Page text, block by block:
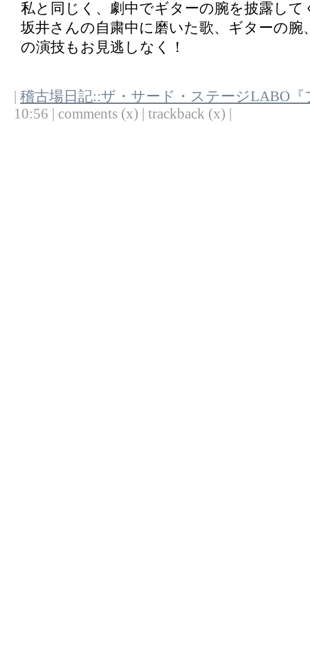
私と同じく、劇中でギターの腕を披露して
坂井さんの自粛中に磨いた歌、ギターの腕
の演技もお見逃しなく！
稽古場日記::ザ・サード・ステージLABO
10:56 | comments (x) | trackback (x) |